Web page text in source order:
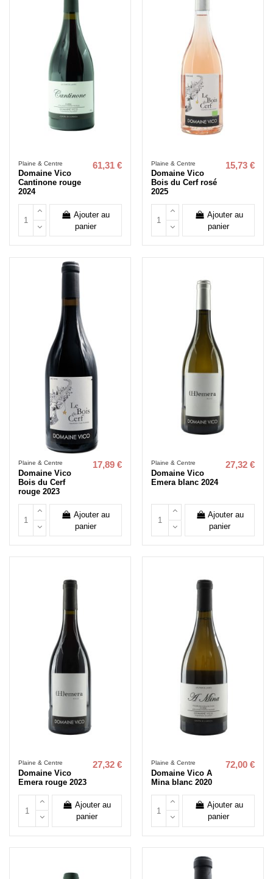
Plaine & Centre
Domaine Vico
Cantinone rouge
2024
61,31 €
Ajouter au
panier
Plaine & Centre
Domaine Vico
Bois du Cerf rosé
2025
15,73 €
Ajouter au
panier
Plaine & Centre
Domaine Vico
Bois du Cerf
rouge 2023
17,89 €
Ajouter au
panier
Plaine & Centre
Domaine Vico
Emera blanc 2024
27,32 €
Ajouter au
panier
Plaine & Centre
Domaine Vico
Emera rouge 2023
27,32 €
Ajouter au
panier
Plaine & Centre
Domaine Vico A
Mina blanc 2020
72,00 €
Ajouter au
panier